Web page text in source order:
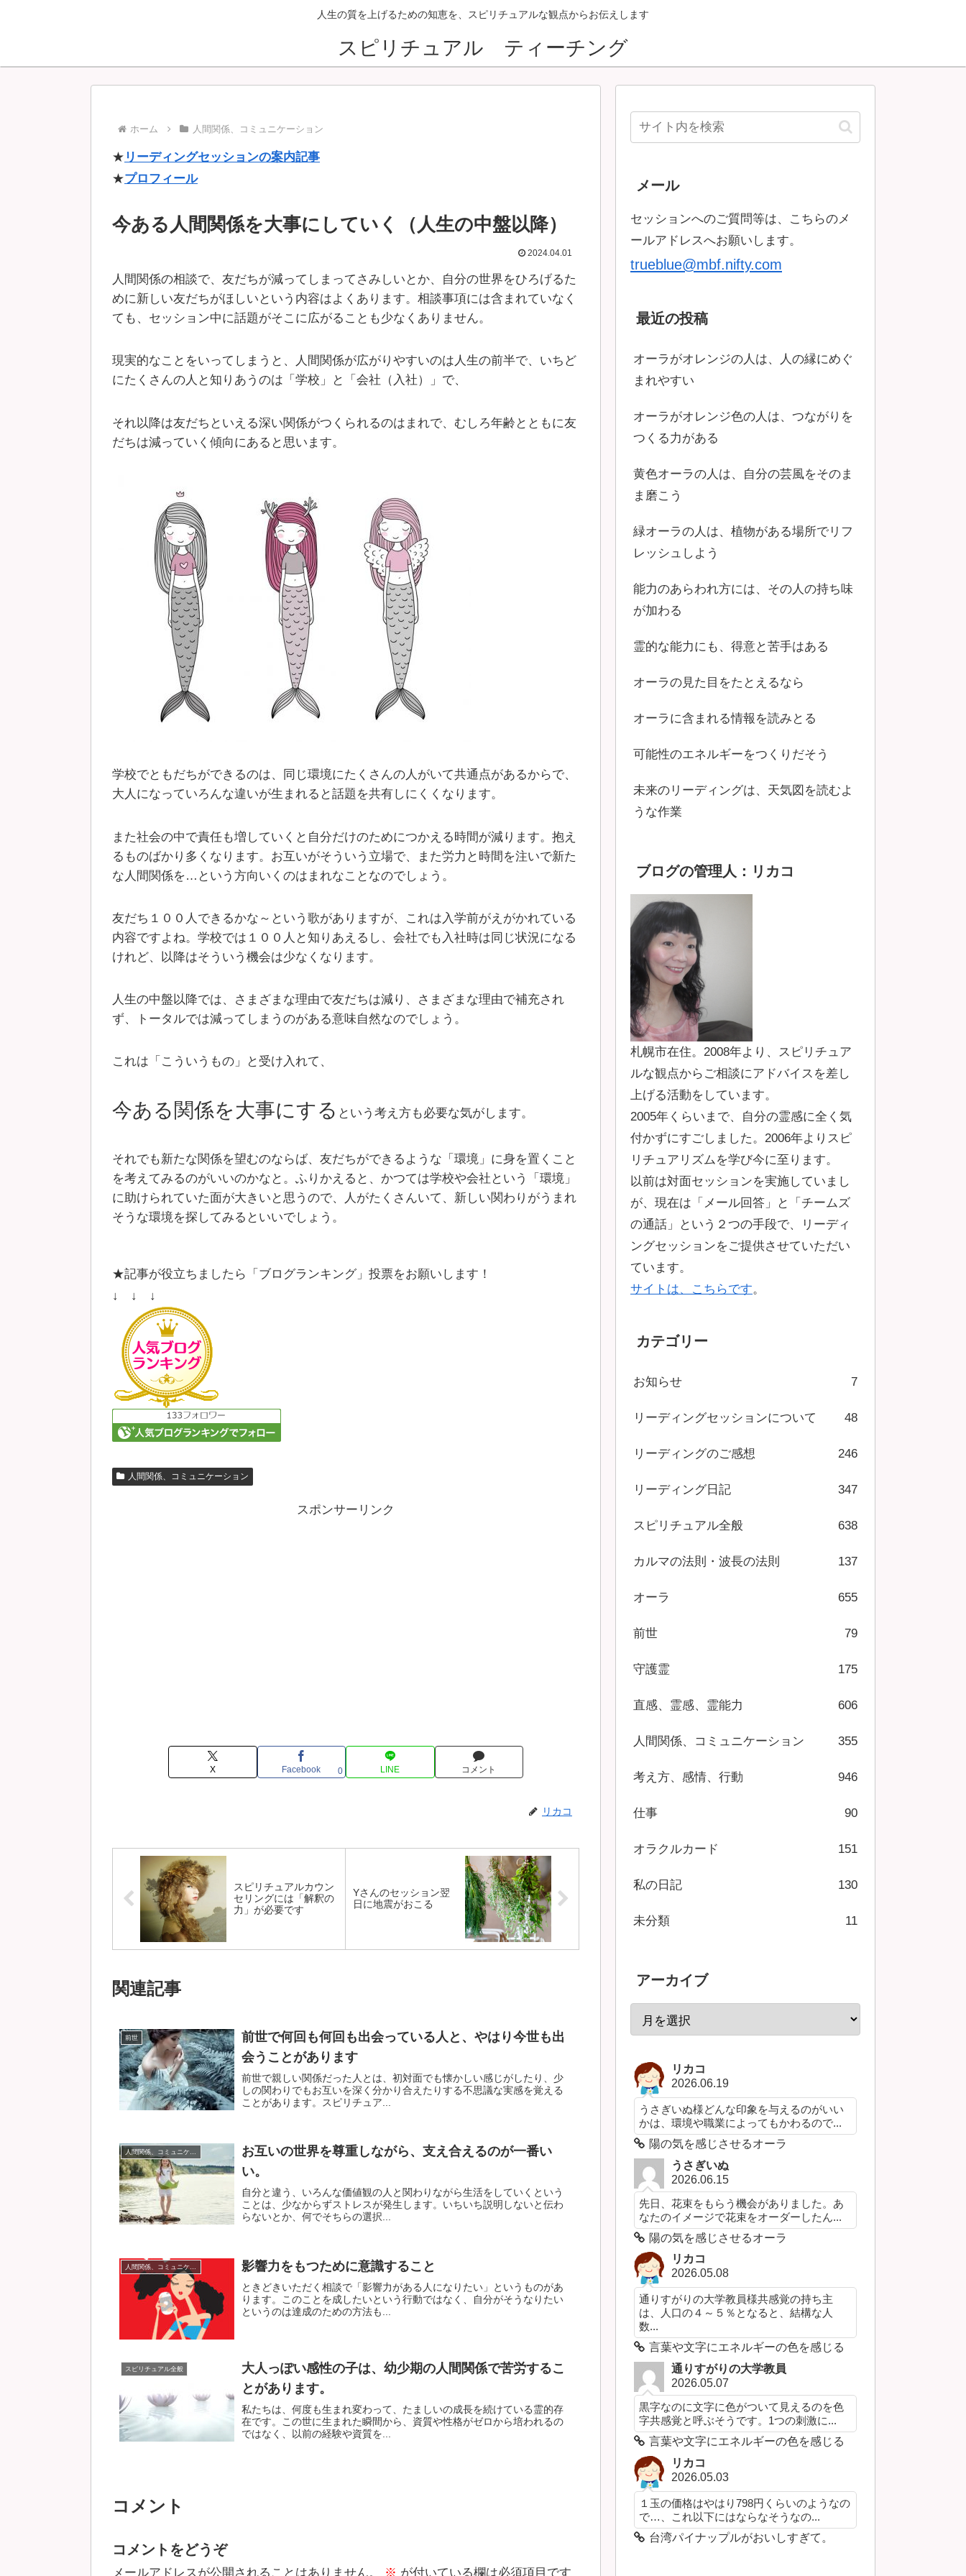
人生の質を上げるための知恵を、スピリチュアルな観点からお伝えします
スピリチュアル ティーチング
ホーム 人間関係、コミュニケーション
★ リーディングセッションの案内記事
★プロフィール
今ある人間関係を大事にしていく（人生の中盤以降）
2024.04.01
人間関係の相談で、友だちが減ってしまってさみしいとか、自分の世界をひろげるた
めに新しい友だちがほしいという内容はよくあります。相談事項には含まれていなく
ても、セッション中に話題がそこに広がることも少なくありません。
現実的なことをいってしまうと、人間関係が広がりやすいのは人生の前半で、いちど
にたくさんの人と知りあうのは「学校」と「会社（入社）」で、
それ以降は友だちといえる深い関係がつくられるのはまれで、むしろ年齢とともに友
だちは減っていく傾向にあると思います。
学校でともだちができるのは、同じ環境にたくさんの人がいて共通点があるからで、
大人になっていろんな違いが生まれると話題を共有しにくくなります。
また社会の中で責任も増していくと自分だけのためにつかえる時間が減ります。抱え
るものばかり多くなります。お互いがそういう立場で、また労力と時間を注いで新た
な人間関係を…という方向いくのはまれなことなのでしょう。
友だち１００人できるかな～という歌がありますが、これは入学前がえがかれている
内容ですよね。学校では１００人と知りあえるし、会社でも入社時は同じ状況になる
けれど、以降はそういう機会は少なくなります。
人生の中盤以降では、さまざまな理由で友だちは減り、さまざまな理由で補充され
ず、トータルでは減ってしまうのがある意味自然なのでしょう。
これは「こういうもの」と受け入れて、
今ある関係を大事にする という考え方も必要な気がします。
それでも新たな関係を望むのならば、友だちができるような「環境」に身を置くこと
を考えてみるのがいいのかなと。ふりかえると、かつては学校や会社という「環境」
に助けられていた面が大きいと思うので、人がたくさんいて、新しい関わりがうまれ
そうな環境を探してみるといいでしょう。
★記事が役立ちましたら「ブログランキング」投票をお願いします！
↓ ↓ ↓
人間関係、コミュニケーション
スポンサーリンク
X Facebook 0 LINE コメント
リカコ
スピリチュアルカウン
セリングには「解釈の
力」が必要です
Yさんのセッション翌
日に地震がおこる
関連記事
前世
前世で何回も何回も出会っている人と、やはり今世も出
会うことがあります
前世で親しい関係だった人とは、初対面でも懐かしい感じがしたり、少
しの関わりでもお互いを深く分かり合えたりする不思議な実感を覚える
ことがあります。スピリチュア...
人間関係、コミュニケーション
お互いの世界を尊重しながら、支え合えるのが一番い
い。
自分と違う、いろんな価値観の人と関わりながら生活をしていくという
ことは、少なからずストレスが発生します。いちいち説明しないと伝わ
らないとか、何でそちらの選択...
人間関係、コミュニケーション 影響力をもつために意識すること
ときどきいただく相談で「影響力がある人になりたい」というものがあ
ります。このことを成したいという行動ではなく、自分がそうなりたい
というのは達成のための方法も...
スピリチュアル全般
大人っぽい感性の子は、幼少期の人間関係で苦労するこ
とがあります。
私たちは、何度も生まれ変わって、たましいの成長を続けている霊的存
在です。この世に生まれた瞬間から、資質や性格がゼロから培われるの
ではなく、以前の経験や資質を...
コメント
コメントをどうぞ
メールアドレスが公開されることはありません。 ※ が付いている欄は必須項目です
メール
セッションへのご質問等は、こちらのメ
ールアドレスへお願いします。
trueblue@mbf.nifty.com
最近の投稿
オーラがオレンジの人は、人の縁にめぐ
まれやすい
オーラがオレンジ色の人は、つながりを
つくる力がある
黄色オーラの人は、自分の芸風をそのま
ま磨こう
緑オーラの人は、植物がある場所でリフ
レッシュしよう
能力のあらわれ方には、その人の持ち味
が加わる
霊的な能力にも、得意と苦手はある
オーラの見た目をたとえるなら
オーラに含まれる情報を読みとる
可能性のエネルギーをつくりだそう
未来のリーディングは、天気図を読むよ
うな作業
ブログの管理人：リカコ
札幌市在住。2008年より、スピリチュア
ルな観点からご相談にアドバイスを差し
上げる活動をしています。
2005年くらいまで、自分の霊感に全く気
付かずにすごしました。2006年よりスピ
リチュアリズムを学び今に至ります。
以前は対面セッションを実施していまし
が、現在は「メール回答」と「チームズ
の通話」という２つの手段で、リーディ
ングセッションをご提供させていただい
ています。
サイトは、こちらです。
カテゴリー
お知らせ 7
リーディングセッションについて 48
リーディングのご感想 246
リーディング日記 347
スピリチュアル全般 638
カルマの法則・波長の法則 137
オーラ 655
前世 79
守護霊 175
直感、霊感、霊能力 606
人間関係、コミュニケーション 355
考え方、感情、行動 946
仕事 90
オラクルカード 151
私の日記 130
未分類 11
アーカイブ
リカコ
2026.06.19
うさぎいぬ様どんな印象を与えるのがいい
かは、環境や職業によってもかわるので...
陽の気を感じさせるオーラ
うさぎいぬ
2026.06.15
先日、花束をもらう機会がありました。あ
なたのイメージで花束をオーダーしたん...
陽の気を感じさせるオーラ
リカコ
2026.05.08
通りすがりの大学教員様共感覚の持ち主
は、人口の４～５％となると、結構な人
数...
言葉や文字にエネルギーの色を感じる
通りすがりの大学教員
2026.05.07
黒字なのに文字に色がついて見えるのを色
字共感覚と呼ぶそうです。1つの刺激に...
言葉や文字にエネルギーの色を感じる
リカコ
2026.05.03
１玉の価格はやはり798円くらいのようなの
で…、これ以下にはならなそうなの...
台湾パイナップルがおいしすぎて。